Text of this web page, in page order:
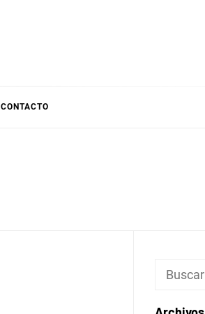
CONTACTO
Buscar: